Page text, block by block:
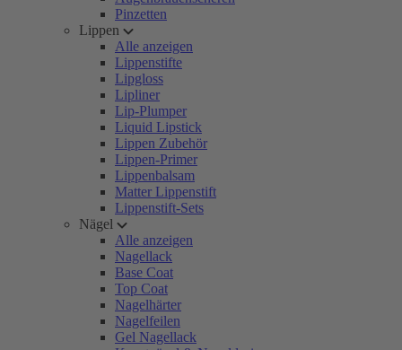
Pinzetten
Lippen
Alle anzeigen
Lippenstifte
Lipgloss
Lipliner
Lip-Plumper
Liquid Lipstick
Lippen Zubehör
Lippen-Primer
Lippenbalsam
Matter Lippenstift
Lippenstift-Sets
Nägel
Alle anzeigen
Nagellack
Base Coat
Top Coat
Nagelhärter
Nagelfeilen
Gel Nagellack